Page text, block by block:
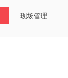
现场管理